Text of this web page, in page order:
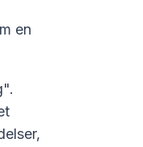
en